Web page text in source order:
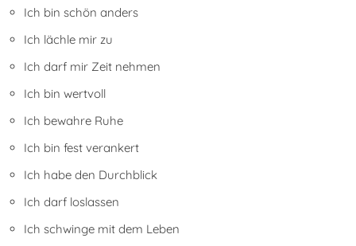
Ich bin schön anders
Ich lächle mir zu
Ich darf mir Zeit nehmen
Ich bin wertvoll
Ich bewahre Ruhe
Ich bin fest verankert
Ich habe den Durchblick
Ich darf loslassen
Ich schwinge mit dem Leben